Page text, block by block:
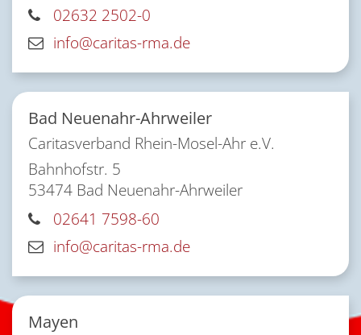
02632 2502-0
info@caritas-rma.de
Bad Neuenahr-Ahrweiler
Caritasverband Rhein-Mosel-Ahr e.V.
Bahnhofstr. 5
53474 Bad Neuenahr-Ahrweiler
02641 7598-60
info@caritas-rma.de
Mayen